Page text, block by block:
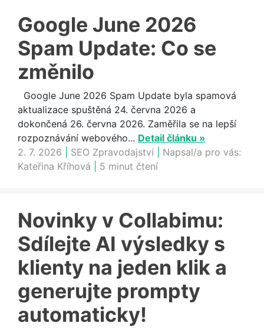
Google June 2026
Spam Update: Co se
změnilo
Google June 2026 Spam Update byla spamová
aktualizace spuštěná 24. června 2026 a
dokončená 26. června 2026. Zaměřila se na lepší
rozpoznávání webového... Detail článku »
2. 7. 2026
SEO Zpravodajství
Napsal/a pro vás:
Kateřina Kříhová
5 minut čtení
Novinky v Collabimu:
Sdílejte AI výsledky s
klienty na jeden klik a
generujte prompty
automaticky!